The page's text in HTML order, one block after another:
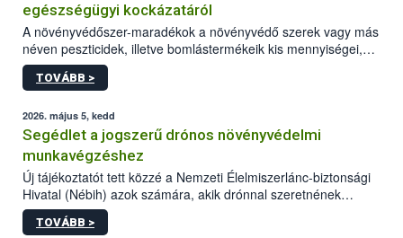
egészségügyi kockázatáról
A növényvédőszer-maradékok a növényvédő szerek vagy más
néven peszticidek, illetve bomlástermékeik kis mennyiségei,
melyek a terményekben vagy azok felületén a betakarítást,
szüretelést, illetve tárolást követően is megmaradhatnak. Az
mennyiségének esetenként a kezelt terményeken is jelen kell
lennie. Nem minden élelmiszer tartalmaz szermaradékot.
Azokban az élelmiszerekben is, melyekben kimutathatóak,
általában csak nagyon kis mennyiségben vannak jelen, így nem
jelenthetnek kockázatot a fogyasztó egészségére nézve.
TOVÁBB >
2026. május 5, kedd
Segédlet a jogszerű drónos növényvédelmi
munkavégzéshez
Új tájékoztatót tett közzé a Nemzeti Élelmiszerlánc-biztonsági
Hivatal (Nébih) azok számára, akik drónnal szeretnének
növényvédelmi vagy tápanyag-gazdálkodási tevékenységet
végezni Magyarországon. Az összefoglaló részletesen
TOVÁBB >